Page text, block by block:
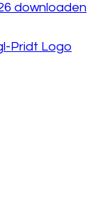
downloaden